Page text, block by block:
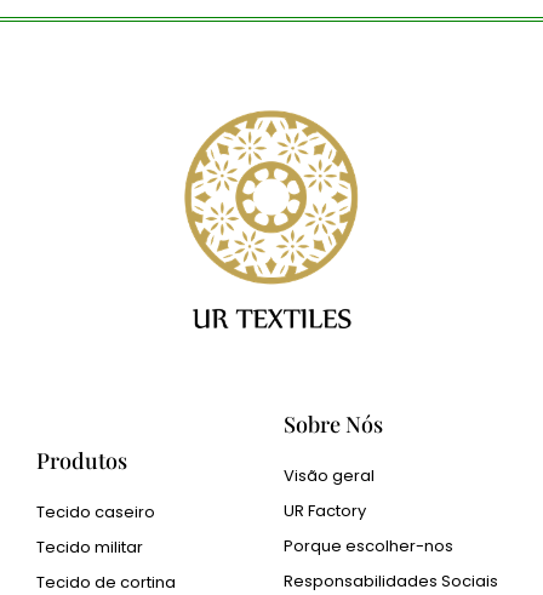
Produtos
Tecido caseiro
Tecido militar
Tecido de cortina
Sobre Nós
Visão geral
UR Factory
Porque escolher-nos
Responsabilidades Sociais